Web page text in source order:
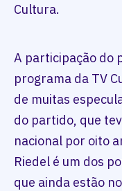
Cultura.
A participação do
programa da TV
de muitas
do partido, que
nacional por oito
Riedel é um dos
que ainda estão